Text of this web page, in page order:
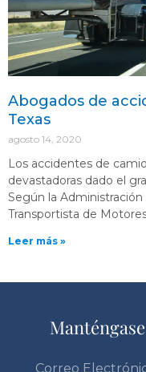
Abogados de
Texas
agosto 14, 2020
Los accidentes de
devastadoras dado el
Según la
Transportista de
Leer más »